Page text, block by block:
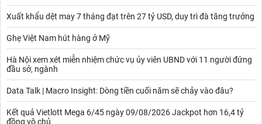
Xuất khẩu dệt may 7 tháng đạt trên 27 tỷ USD, duy trì đà tăng trưởng
Ghẹ Việt Nam hút hàng ở Mỹ
Hà Nội xem xét miễn nhiệm chức vụ ủy viên UBND với 11 người đứng
đầu sở, ngành
Data Talk | Macro Insight: Dòng tiền cuối năm sẽ chảy vào đâu?
Kết quả Vietlott Mega 6/45 ngày 09/08/2026 Jackpot hơn 16,4 tỷ
đồng vô chủ